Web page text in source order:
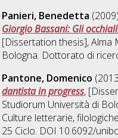
Panieri, Benedetta
Giorgio Bassani: Gli
[Dissertation thesis], Alma
Bologna. Dottorato di
Pantone, Domenico
dantista in progress,
Studiorum Università di
Culture letterarie,
25 Ciclo. DOI 10.6092/